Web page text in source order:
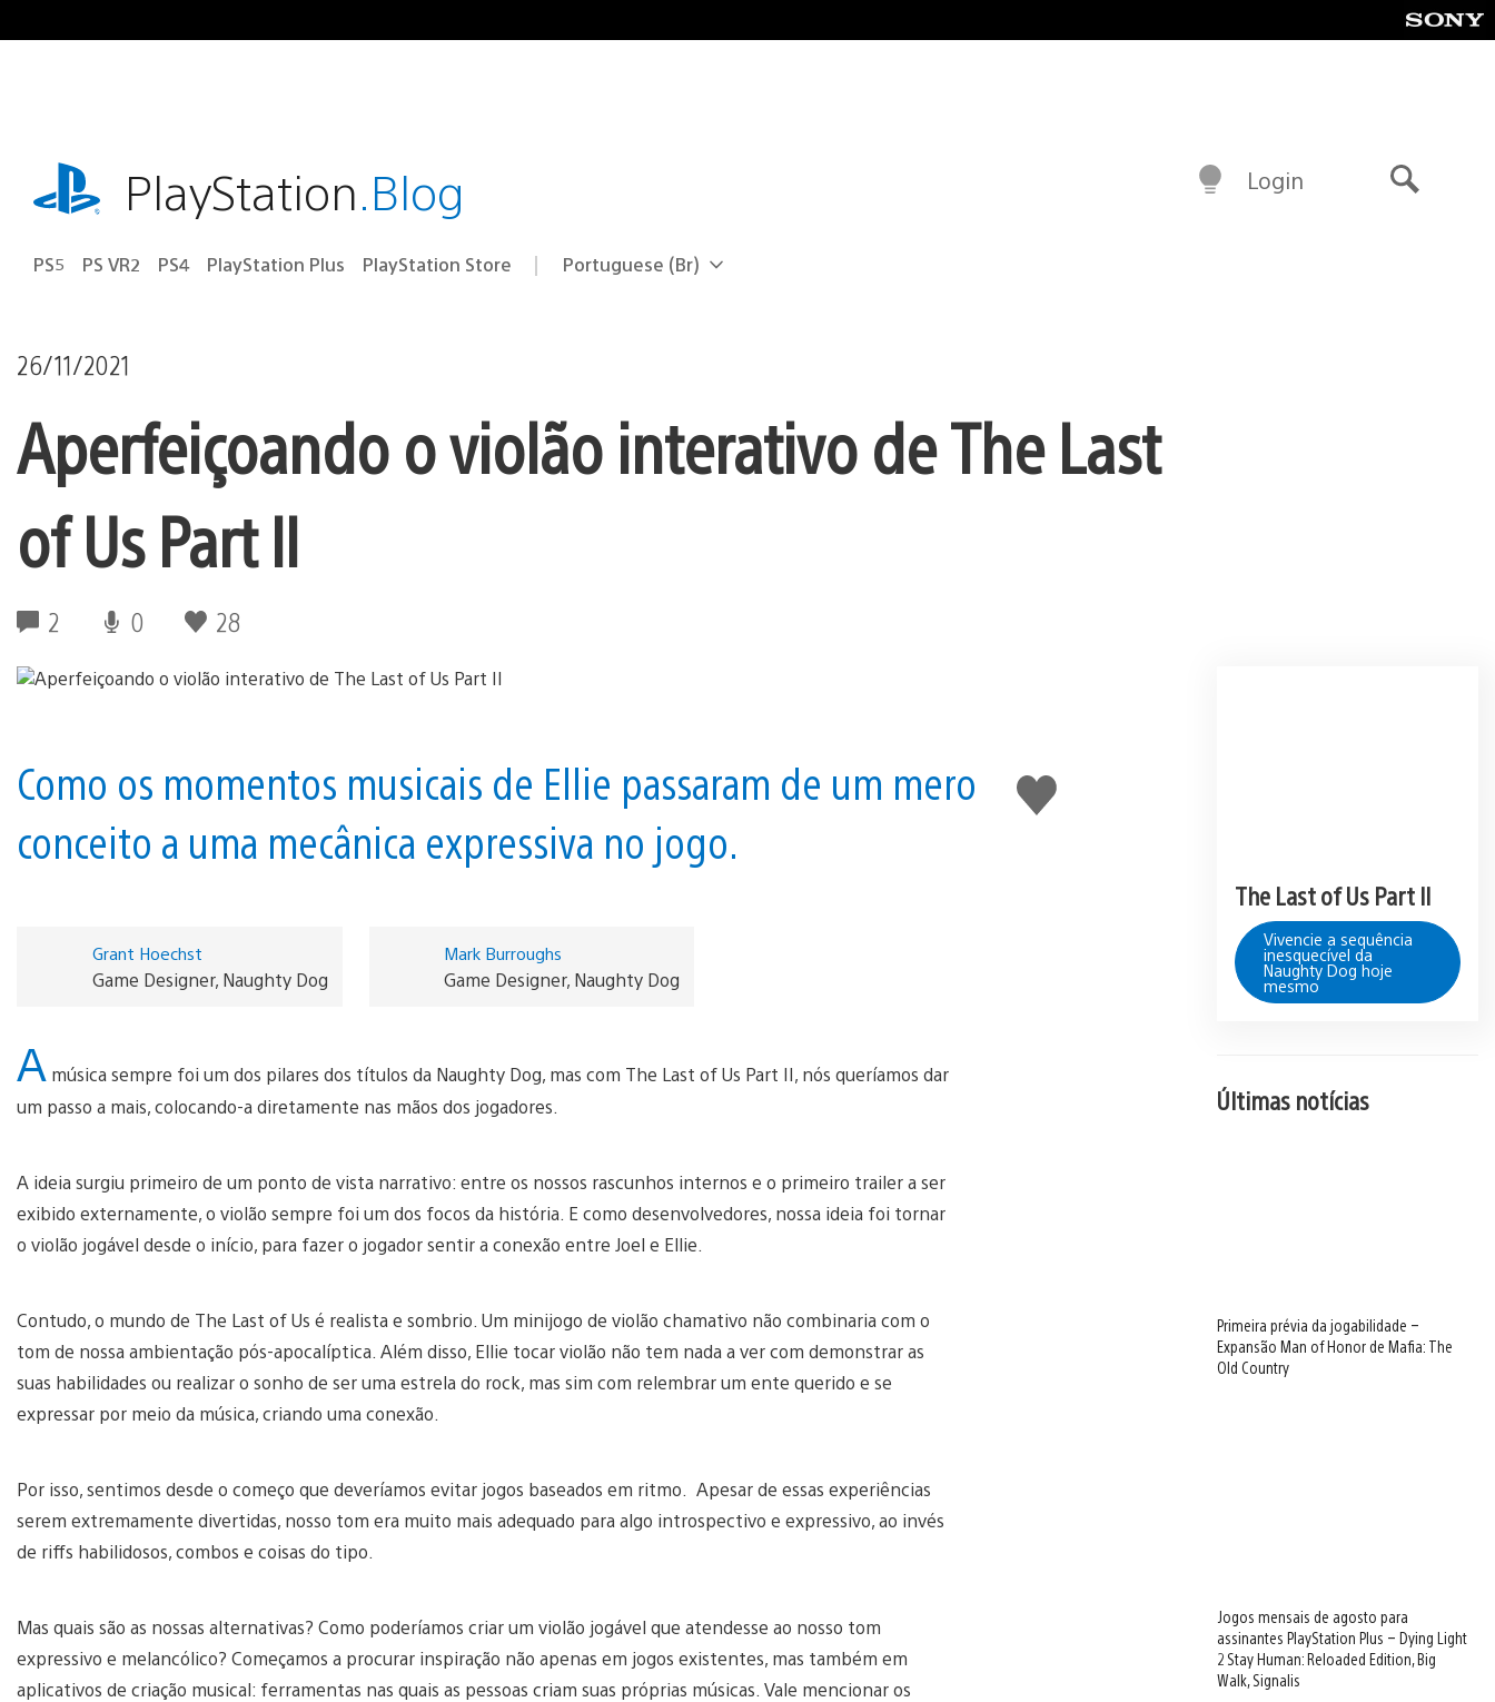
para
playstation.comPlayStation.Blog
PS5 PS VR2 PS4 PlayStation Plus PlayStation Store Selecione
Região
Portuguese (Br)
Login
26/11/2021
Aperfeiçoando o violão interativo de The Last
of Us Part II
2 0 28
Curtir
Como os momentos musicais de Ellie passaram de um mero
conceito a uma mecânica expressiva no jogo.
Grant Hoechst
Game Designer, Naughty Dog
Mark Burroughs
Game Designer, Naughty Dog
A música sempre foi um dos pilares dos títulos da Naughty Dog, mas com The Last of Us Part II, nós queríamos dar
um passo a mais, colocando-a diretamente nas mãos dos jogadores.
A ideia surgiu primeiro de um ponto de vista narrativo: entre os nossos rascunhos internos e o primeiro trailer a ser
exibido externamente, o violão sempre foi um dos focos da história. E como desenvolvedores, nossa ideia foi tornar
o violão jogável desde o início, para fazer o jogador sentir a conexão entre Joel e Ellie.
Contudo, o mundo de The Last of Us é realista e sombrio. Um minijogo de violão chamativo não combinaria com o
tom de nossa ambientação pós-apocalíptica. Além disso, Ellie tocar violão não tem nada a ver com demonstrar as
suas habilidades ou realizar o sonho de ser uma estrela do rock, mas sim com relembrar um ente querido e se
expressar por meio da música, criando uma conexão.
Por isso, sentimos desde o começo que deveríamos evitar jogos baseados em ritmo. Apesar de essas experiências
serem extremamente divertidas, nosso tom era muito mais adequado para algo introspectivo e expressivo, ao invés
de riffs habilidosos, combos e coisas do tipo.
Mas quais são as nossas alternativas? Como poderíamos criar um violão jogável que atendesse ao nosso tom
expressivo e melancólico? Começamos a procurar inspiração não apenas em jogos existentes, mas também em
aplicativos de criação musical: ferramentas nas quais as pessoas criam suas próprias músicas. Vale mencionar os
The Last of Us Part II
Vivencie a sequência
inesquecível da
Naughty Dog hoje
mesmo
Últimas notícias
Primeira prévia da jogabilidade –
Expansão Man of Honor de Mafia: The
Old Country
Jogos mensais de agosto para
assinantes PlayStation Plus – Dying Light
2 Stay Human: Reloaded Edition, Big
Walk, Signalis